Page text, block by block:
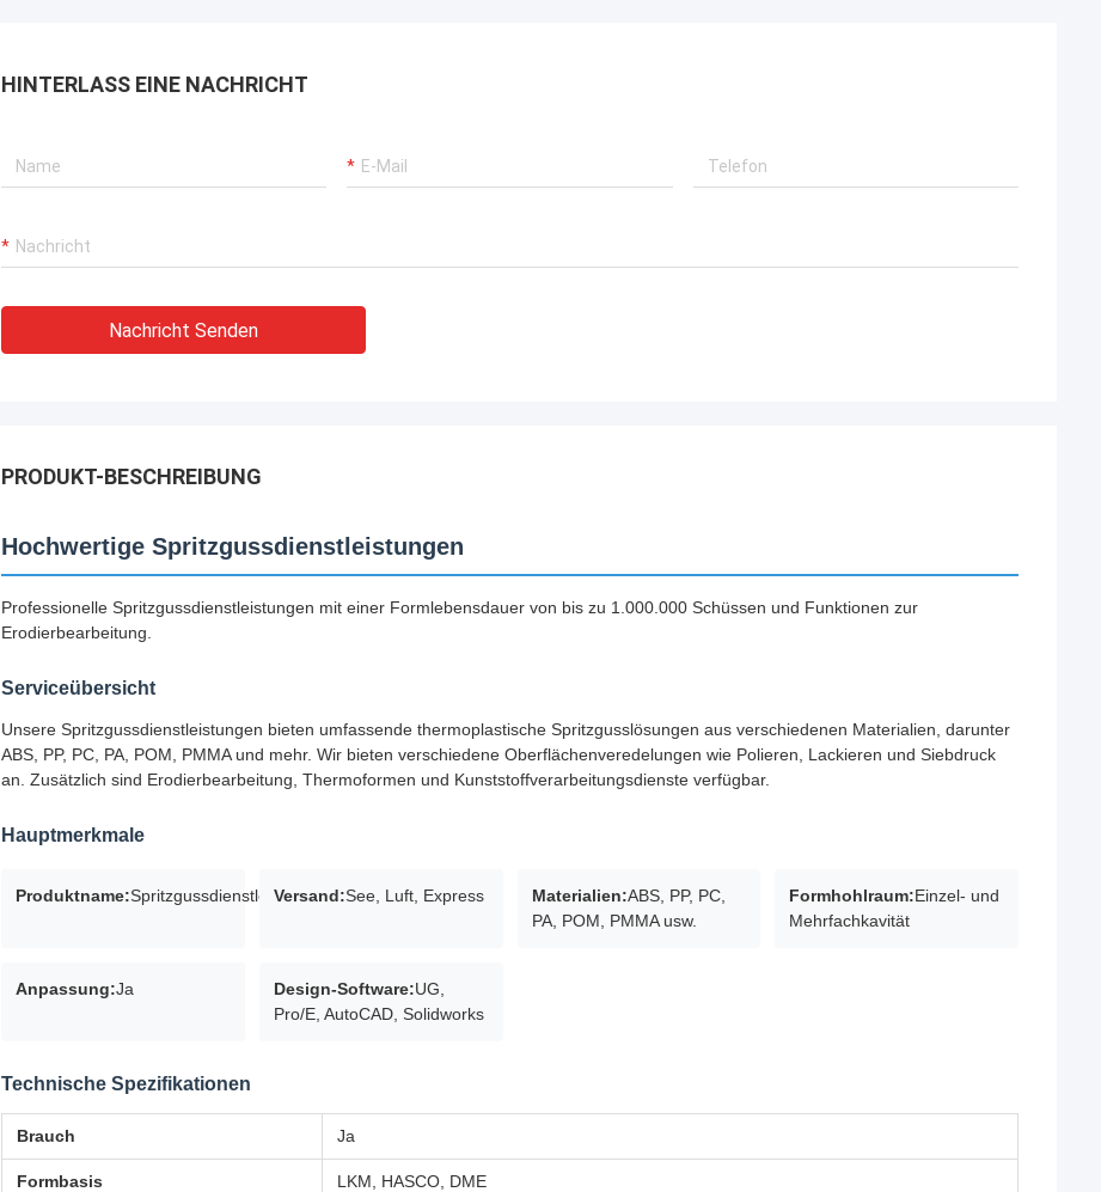
HINTERLASS EINE NACHRICHT
Nachricht Senden
PRODUKT-BESCHREIBUNG
Hochwertige Spritzgussdienstleistungen
Professionelle Spritzgussdienstleistungen mit einer Formlebensdauer von bis zu 1.000.000 Schüssen und Funktionen zur
Erodierbearbeitung.
Serviceübersicht
Unsere Spritzgussdienstleistungen bieten umfassende thermoplastische Spritzgusslösungen aus verschiedenen Materialien, darunter
ABS, PP, PC, PA, POM, PMMA und mehr. Wir bieten verschiedene Oberflächenveredelungen wie Polieren, Lackieren und Siebdruck
an. Zusätzlich sind Erodierbearbeitung, Thermoformen und Kunststoffverarbeitungsdienste verfügbar.
Hauptmerkmale
Produktname:Spritzgussdienstleistungen
Versand:See, Luft, Express Materialien:ABS, PP, PC,
PA, POM, PMMA usw.
Formhohlraum:Einzel- und
Mehrfachkavität
Anpassung:Ja Design-Software:UG,
Pro/E, AutoCAD, Solidworks
Technische Spezifikationen
Brauch Ja
Formbasis LKM, HASCO, DME